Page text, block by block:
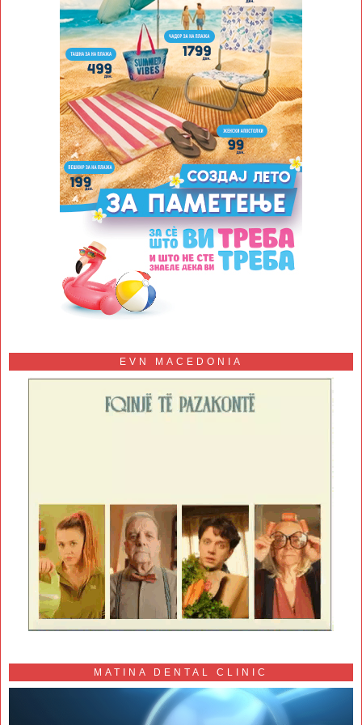
EVN MACEDONIA
MATINA DENTAL CLINIC